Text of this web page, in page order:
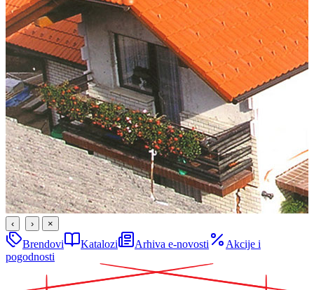
‹ › ×
Brendovi Katalozi Arhiva e-novosti
Akcije i
pogodnosti